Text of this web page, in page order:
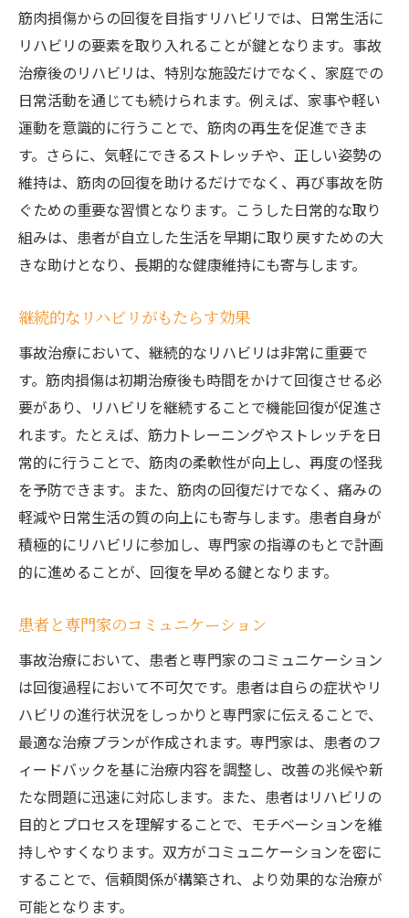
筋肉損傷からの回復を目指すリハビリでは、日常生活に
リハビリの要素を取り入れることが鍵となります。事故
治療後のリハビリは、特別な施設だけでなく、家庭での
日常活動を通じても続けられます。例えば、家事や軽い
運動を意識的に行うことで、筋肉の再生を促進できま
す。さらに、気軽にできるストレッチや、正しい姿勢の
維持は、筋肉の回復を助けるだけでなく、再び事故を防
ぐための重要な習慣となります。こうした日常的な取り
組みは、患者が自立した生活を早期に取り戻すための大
きな助けとなり、長期的な健康維持にも寄与します。
継続的なリハビリがもたらす効果
事故治療において、継続的なリハビリは非常に重要で
す。筋肉損傷は初期治療後も時間をかけて回復させる必
要があり、リハビリを継続することで機能回復が促進さ
れます。たとえば、筋力トレーニングやストレッチを日
常的に行うことで、筋肉の柔軟性が向上し、再度の怪我
を予防できます。また、筋肉の回復だけでなく、痛みの
軽減や日常生活の質の向上にも寄与します。患者自身が
積極的にリハビリに参加し、専門家の指導のもとで計画
的に進めることが、回復を早める鍵となります。
患者と専門家のコミュニケーション
事故治療において、患者と専門家のコミュニケーション
は回復過程において不可欠です。患者は自らの症状やリ
ハビリの進行状況をしっかりと専門家に伝えることで、
最適な治療プランが作成されます。専門家は、患者のフ
ィードバックを基に治療内容を調整し、改善の兆候や新
たな問題に迅速に対応します。また、患者はリハビリの
目的とプロセスを理解することで、モチベーションを維
持しやすくなります。双方がコミュニケーションを密に
することで、信頼関係が構築され、より効果的な治療が
可能となります。